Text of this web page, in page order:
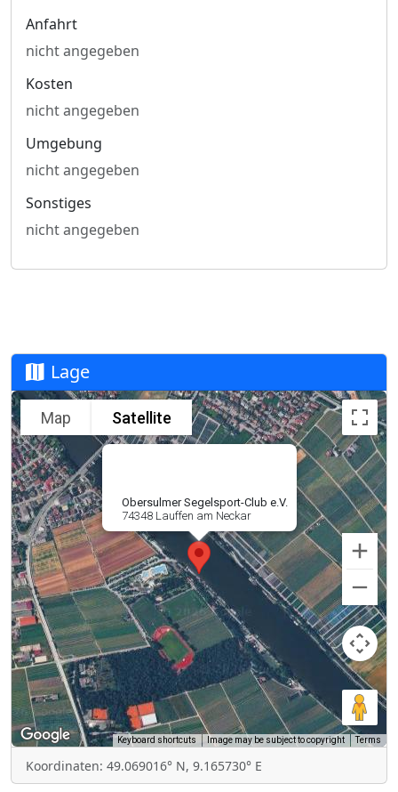
Anfahrt
nicht angegeben
Kosten
nicht angegeben
Umgebung
nicht angegeben
Sonstiges
nicht angegeben
Lage
Obersulmer Segelsport-Club e.V.
74348 Lauffen am Neckar
Map Satellite
Keyboard shortcuts Image may be subject to copyright Terms
Koordinaten: 49.069016° N, 9.165730° E